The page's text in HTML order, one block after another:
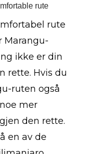
rute
rute
Marangu-
ikke er din
rette. Hvis du
ruten også
mer
den rette.
en av de